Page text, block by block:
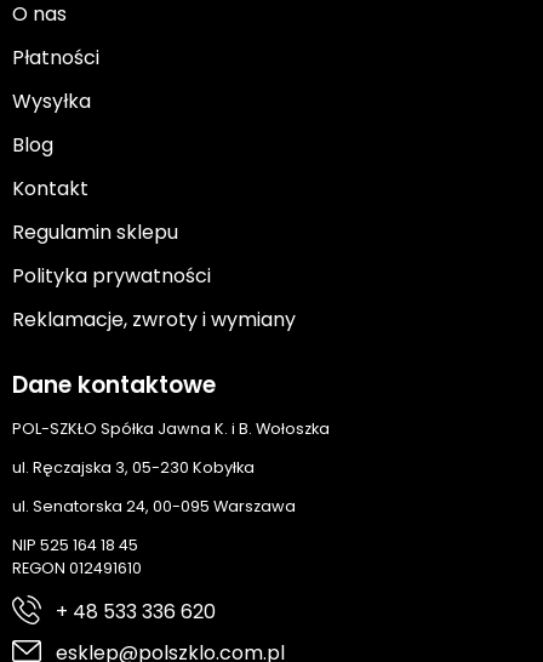
O nas
Płatności
Wysyłka
Blog
Kontakt
Regulamin sklepu
Polityka prywatności
Reklamacje, zwroty i wymiany
Dane kontaktowe
POL-SZKŁO Spółka Jawna K. i B. Wołoszka
ul. Ręczajska 3, 05-230 Kobyłka
ul. Senatorska 24, 00-095 Warszawa
NIP 525 164 18 45
REGON 012491610
+ 48 533 336 620
esklep@polszklo.com.pl